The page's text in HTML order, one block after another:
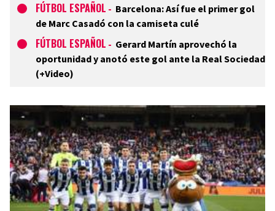
FÚTBOL ESPAÑOL - Barcelona: Así fue el primer gol
de Marc Casadó con la camiseta culé
FÚTBOL ESPAÑOL - Gerard Martín aprovechó la
oportunidad y anotó este gol ante la Real Sociedad
(+Video)